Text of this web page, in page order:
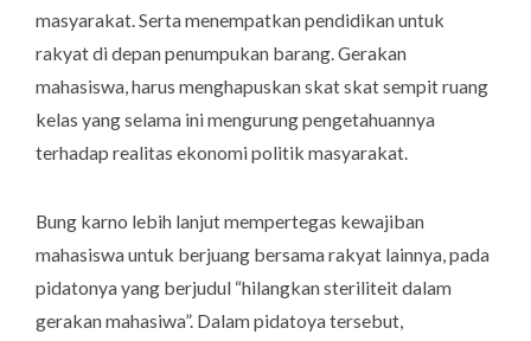
masyarakat. Serta menempatkan pendidikan untuk
rakyat di depan penumpukan barang. Gerakan
mahasiswa, harus menghapuskan skat skat sempit ruang
kelas yang selama ini mengurung pengetahuannya
terhadap realitas ekonomi politik masyarakat.
Bung karno lebih lanjut mempertegas kewajiban
mahasiswa untuk berjuang bersama rakyat lainnya, pada
pidatonya yang berjudul “hilangkan steriliteit dalam
gerakan mahasiwa”. Dalam pidatoya tersebut,